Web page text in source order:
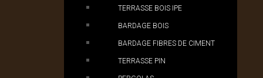
TERRASSE BOIS IPE
BARDAGE BOIS
BARDAGE FIBRES DE CIMENT
TERRASSE PIN